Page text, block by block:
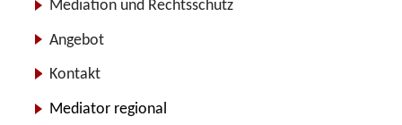
Mediation und Rechtsschutz
Angebot
Kontakt
Mediator regional